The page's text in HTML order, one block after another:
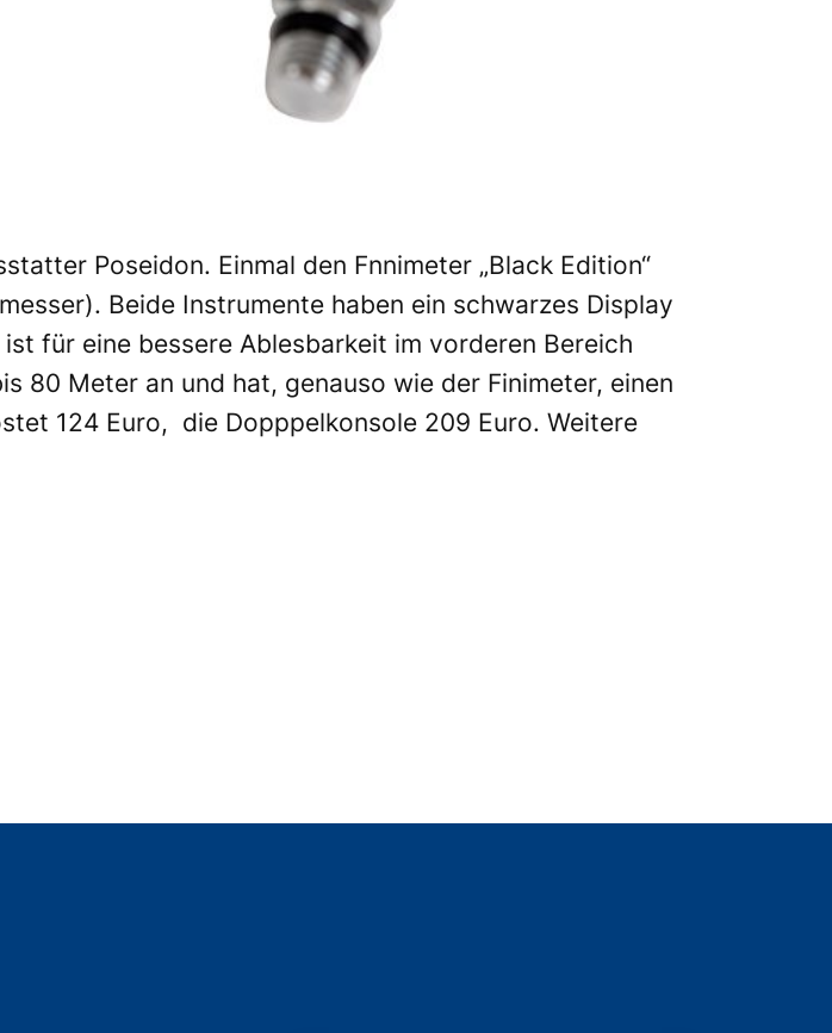
Poseidon. Einmal den Fnnimeter „Black Edition“
Beide Instrumente haben ein schwarzes Display
für eine bessere Ablesbarkeit im vorderen Bereich
80 Meter an und hat, genauso wie der Finimeter, einen
124 Euro, die Dopppelkonsole 209 Euro. Weitere